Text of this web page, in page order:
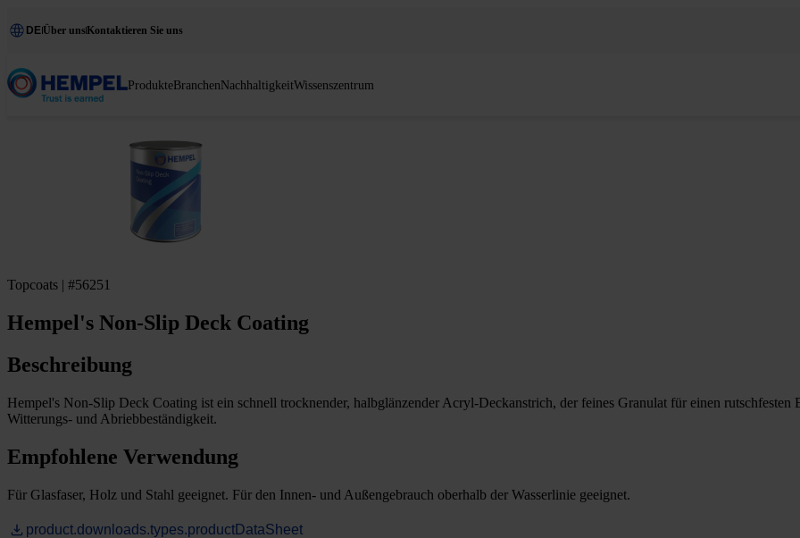
DE Über unsKontaktieren Sie uns
ProdukteBranchenNachhaltigkeitWissenszentrum
Topcoats | #56251
Hempel's Non-Slip Deck Coating
Beschreibung
Hempel's Non-Slip Deck Coating ist ein schnell trocknender, halbglänzender Acryl-Deckanstrich, der feines Granulat für einen rutschfesten
Witterungs- und Abriebbeständigkeit.
Empfohlene Verwendung
Für Glasfaser, Holz und Stahl geeignet. Für den Innen- und Außengebrauch oberhalb der Wasserlinie geeignet.
product.downloads.types.productDataSheet